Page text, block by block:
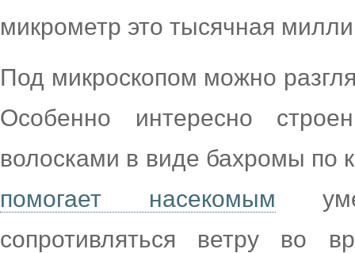
микрометр это тысячная
Под микроскопом можно
Особенно интересно
волосками в виде бахромы по
помогает насекомым
сопротивляться ветру во